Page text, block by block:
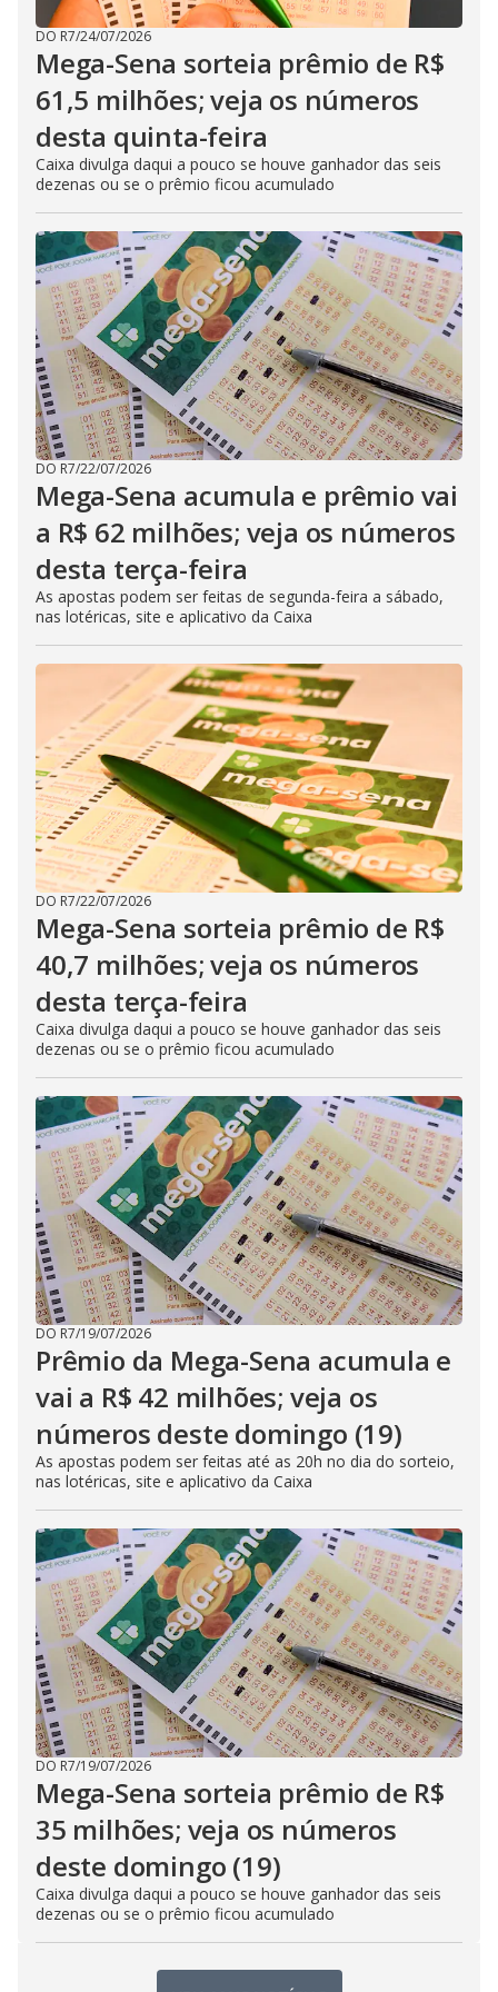
DO R7/24/07/2026
Mega-Sena sorteia prêmio de R$
61,5 milhões; veja os números
desta quinta-feira
Caixa divulga daqui a pouco se houve ganhador das seis
dezenas ou se o prêmio ficou acumulado
DO R7/22/07/2026
Mega-Sena acumula e prêmio vai
a R$ 62 milhões; veja os números
desta terça-feira
As apostas podem ser feitas de segunda-feira a sábado,
nas lotéricas, site e aplicativo da Caixa
DO R7/22/07/2026
Mega-Sena sorteia prêmio de R$
40,7 milhões; veja os números
desta terça-feira
Caixa divulga daqui a pouco se houve ganhador das seis
dezenas ou se o prêmio ficou acumulado
DO R7/19/07/2026
Prêmio da Mega-Sena acumula e
vai a R$ 42 milhões; veja os
números deste domingo (19)
As apostas podem ser feitas até as 20h no dia do sorteio,
nas lotéricas, site e aplicativo da Caixa
DO R7/19/07/2026
Mega-Sena sorteia prêmio de R$
35 milhões; veja os números
deste domingo (19)
Caixa divulga daqui a pouco se houve ganhador das seis
dezenas ou se o prêmio ficou acumulado